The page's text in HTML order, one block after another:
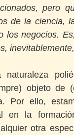
pero
de la ciencia,
los negocios.
naturaleza
objeto de
Por ello,
en la
otra